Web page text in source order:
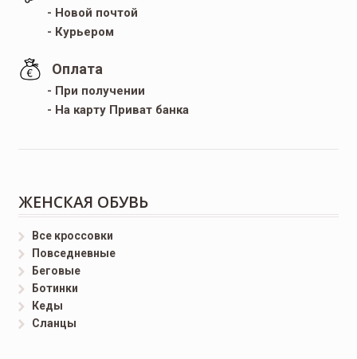
- Новой почтой
- Курьером
Оплата
- При получении
- На карту Приват банка
ЖЕНСКАЯ ОБУВЬ
Все кроссовки
Повседневные
Беговые
Ботинки
Кеды
Сланцы